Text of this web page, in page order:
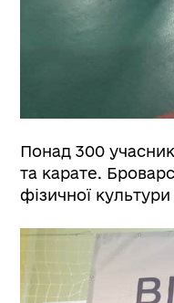
Понад 300
та карате.
фізичної